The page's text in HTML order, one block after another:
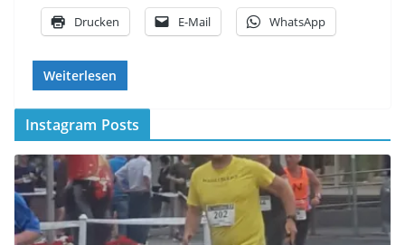
Drucken E-Mail WhatsApp
Weiterlesen
Instagram Posts